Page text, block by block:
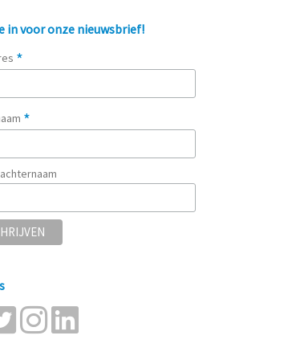
in voor onze nieuwsbrief!
*
*